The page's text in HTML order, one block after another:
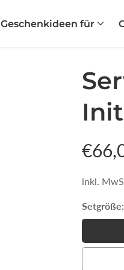
Geschenkideen für
Preis
inkl.
Setgröße: